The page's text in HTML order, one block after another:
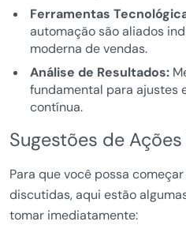
Ferramentas
automação são aliados
moderna de vendas.
Análise de Resultados:
fundamental para ajustes
contínua.
Sugestões de
Para que você possa
discutidas, aqui estão
tomar imediatamente: